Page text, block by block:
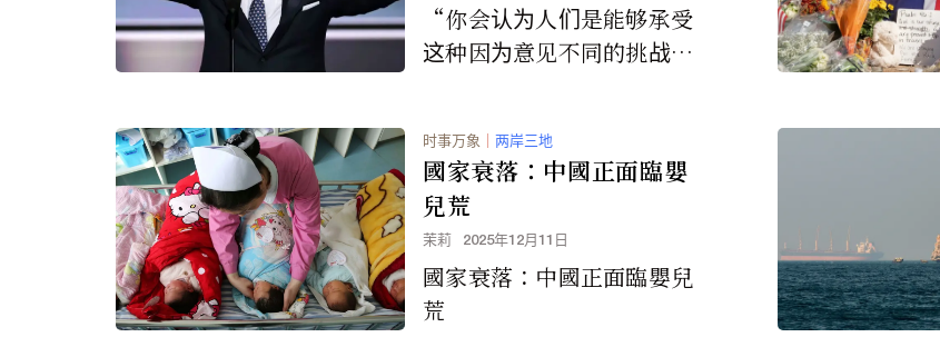
“你会认为人们是能够承受
这种因为意见不同的挑战
时事万象 ｜ 两岸三地
國家衰落：中國正面臨嬰
兒荒
茉莉 2025年12月11日
國家衰落：中國正面臨嬰兒
荒